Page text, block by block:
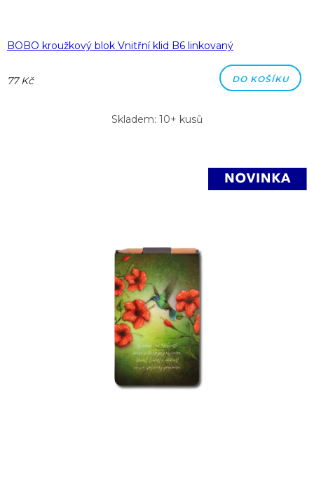
BOBO kroužkový blok Vnitřní klid B6 linkovaný
77 Kč DO KOŠÍKU
Skladem: 10+ kusů